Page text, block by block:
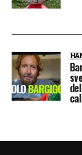
vedere la
canale di
presidente
questo e
costruirsi il
A e